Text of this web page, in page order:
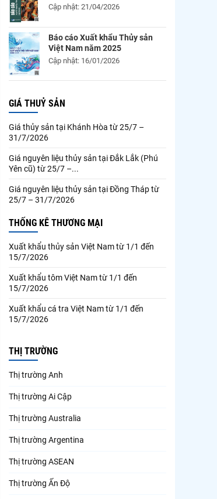
Cập nhật: 21/04/2026
Báo cáo Xuất khẩu Thủy sản
Việt Nam năm 2025
Cập nhật: 16/01/2026
GIÁ THUỶ SẢN
Giá thủy sản tại Khánh Hòa từ 25/7 –
31/7/2026
Giá nguyên liệu thủy sản tại Đắk Lắk (Phú
Yên cũ) từ 25/7 –...
Giá nguyên liệu thủy sản tại Đồng Tháp từ
25/7 – 31/7/2026
THỐNG KÊ THƯƠNG MẠI
Xuất khẩu thủy sản Việt Nam từ 1/1 đến
15/7/2026
Xuất khẩu tôm Việt Nam từ 1/1 đến
15/7/2026
Xuất khẩu cá tra Việt Nam từ 1/1 đến
15/7/2026
THỊ TRƯỜNG
Thị trường Anh
Thị trường Ai Cập
Thị trường Australia
Thị trường Argentina
Thị trường ASEAN
Thị trường Ấn Độ